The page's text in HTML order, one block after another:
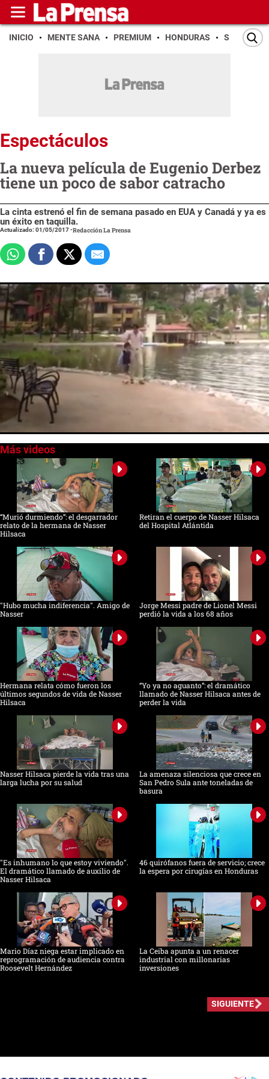
INICIO MENTE SANA PREMIUM HONDURAS SAN PEDRO
Espectáculos
La nueva película de Eugenio Derbez
tiene un poco de sabor catracho
La cinta estrenó el fin de semana pasado en EUA y Canadá y ya es
un éxito en taquilla.
Actualizado: 01/05/2017-Redacción La Prensa
seconds
seconds
“Murió durmiendo”: el desgarrador
relato de la hermana de Nasser
Hilsaca
Retiran el cuerpo de Nasser Hilsaca
del Hospital Atlántida
"Hubo mucha indiferencia". Amigo de
Nasser
Jorge Messi padre de Lionel Messi
perdió la vida a los 68 años
Hermana relata cómo fueron los
últimos segundos de vida de Nasser
Hilsaca
“Yo ya no aguanto”: el dramático
llamado de Nasser Hilsaca antes de
perder la vida
Nasser Hilsaca pierde la vida tras una
larga lucha por su salud
La amenaza silenciosa que crece en
San Pedro Sula ante toneladas de
basura
"Es inhumano lo que estoy viviendo".
El dramático llamado de auxilio de
Nasser Hilsaca
46 quirófanos fuera de servicio; crece
la espera por cirugías en Honduras
Mario Díaz niega estar implicado en
reprogramación de audiencia contra
Roosevelt Hernández
La Ceiba apunta a un renacer
industrial con millonarias
inversiones
SIGUIENTE